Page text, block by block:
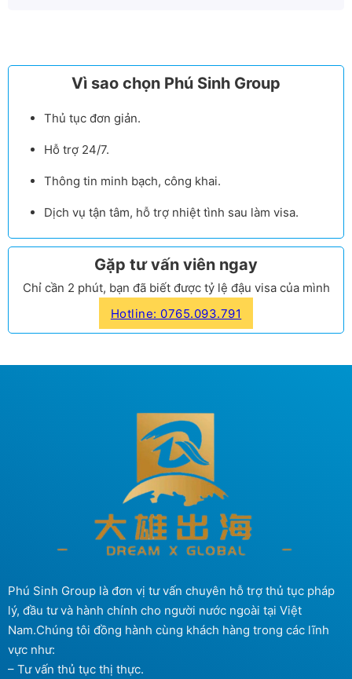
Vì sao chọn Phú Sinh Group
Thủ tục đơn giản.
Hỗ trợ 24/7.
Thông tin minh bạch, công khai.
Dịch vụ tận tâm, hỗ trợ nhiệt tình sau làm visa.
Gặp tư vấn viên ngay
Chỉ cần 2 phút, bạn đã biết được tỷ lệ đậu visa của mình
Hotline: 0765.093.791
Phú Sinh Group là đơn vị tư vấn chuyên hỗ trợ thủ tục pháp
lý, đầu tư và hành chính cho người nước ngoài tại Việt
Nam.Chúng tôi đồng hành cùng khách hàng trong các lĩnh
vực như:
– Tư vấn thủ tục thị thực.